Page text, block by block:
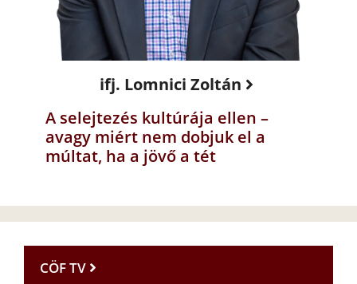
ifj. Lomnici Zoltán
A selejtezés kultúrája ellen –
avagy miért nem dobjuk el a
múltat, ha a jövő a tét
CÖF TV